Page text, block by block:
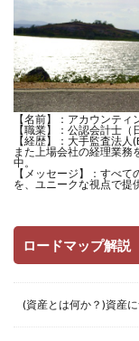
【名前】：アカウンテ
【職業】：公認会計士（
【経歴】：大手監査法
また上場会社の経理業務
中。
【メッセージ】：すべ
を、ユニークな視点で提
ロードマップ解説
(資産とは何か？)資産